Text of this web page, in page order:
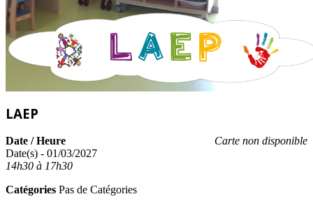
LAEP
Carte non disponible
Date / Heure
Date(s) - 01/03/2027
14h30 à 17h30
Catégories Pas de Catégories